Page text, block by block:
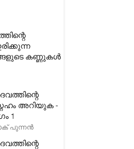
കണ്ണുകൾ
അറിയുക -
1
പുന്നൻ